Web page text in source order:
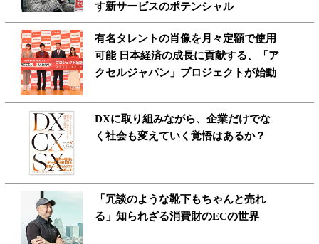
す新サービスのポテンシャル
有名タレントの肖像を月々定額で使用
可能 日本経済の成長に貢献する、「ア
クセルジャパン」プロジェクトが始動
DXに取り組みながら、企業だけでな
く社会も変えていく覚悟はあるか？
「冗談のような靴下もちゃんと売れ
る」知られざる消費財のECの世界